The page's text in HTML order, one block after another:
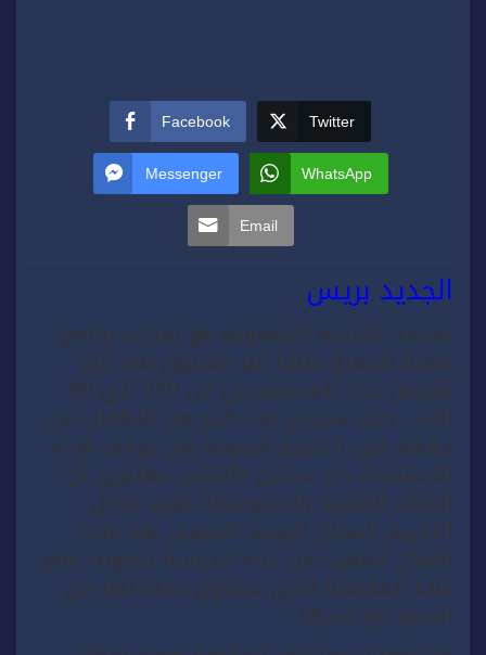
Facebook Twitter
Messenger WhatsApp
Email
الجديد بريس
تشهد الساحة الجمعوية مع اقتراب برنامج
عطلة للجميع غليانا غير مسبوق بعد قرار
تقليص عدد المستفيدين من 250 الى 90
الف ، حيث سيحرم عدد كبير من الاطفال من
حقهم في التخييم خصوصا وأن توقف هذه
الاستفادة دام سنتين كاملتين معتبرين أن
الفئات الفقيرة والمتوسطة تعتبر مجال
التخييم المجال الوحيد للتنفس بعد عناء
اطفال المغرب من عناء الدراسة خصوصا امام
غلاء المعيشة الذي سيكون مانعا لها من
السفر مع اسرها .